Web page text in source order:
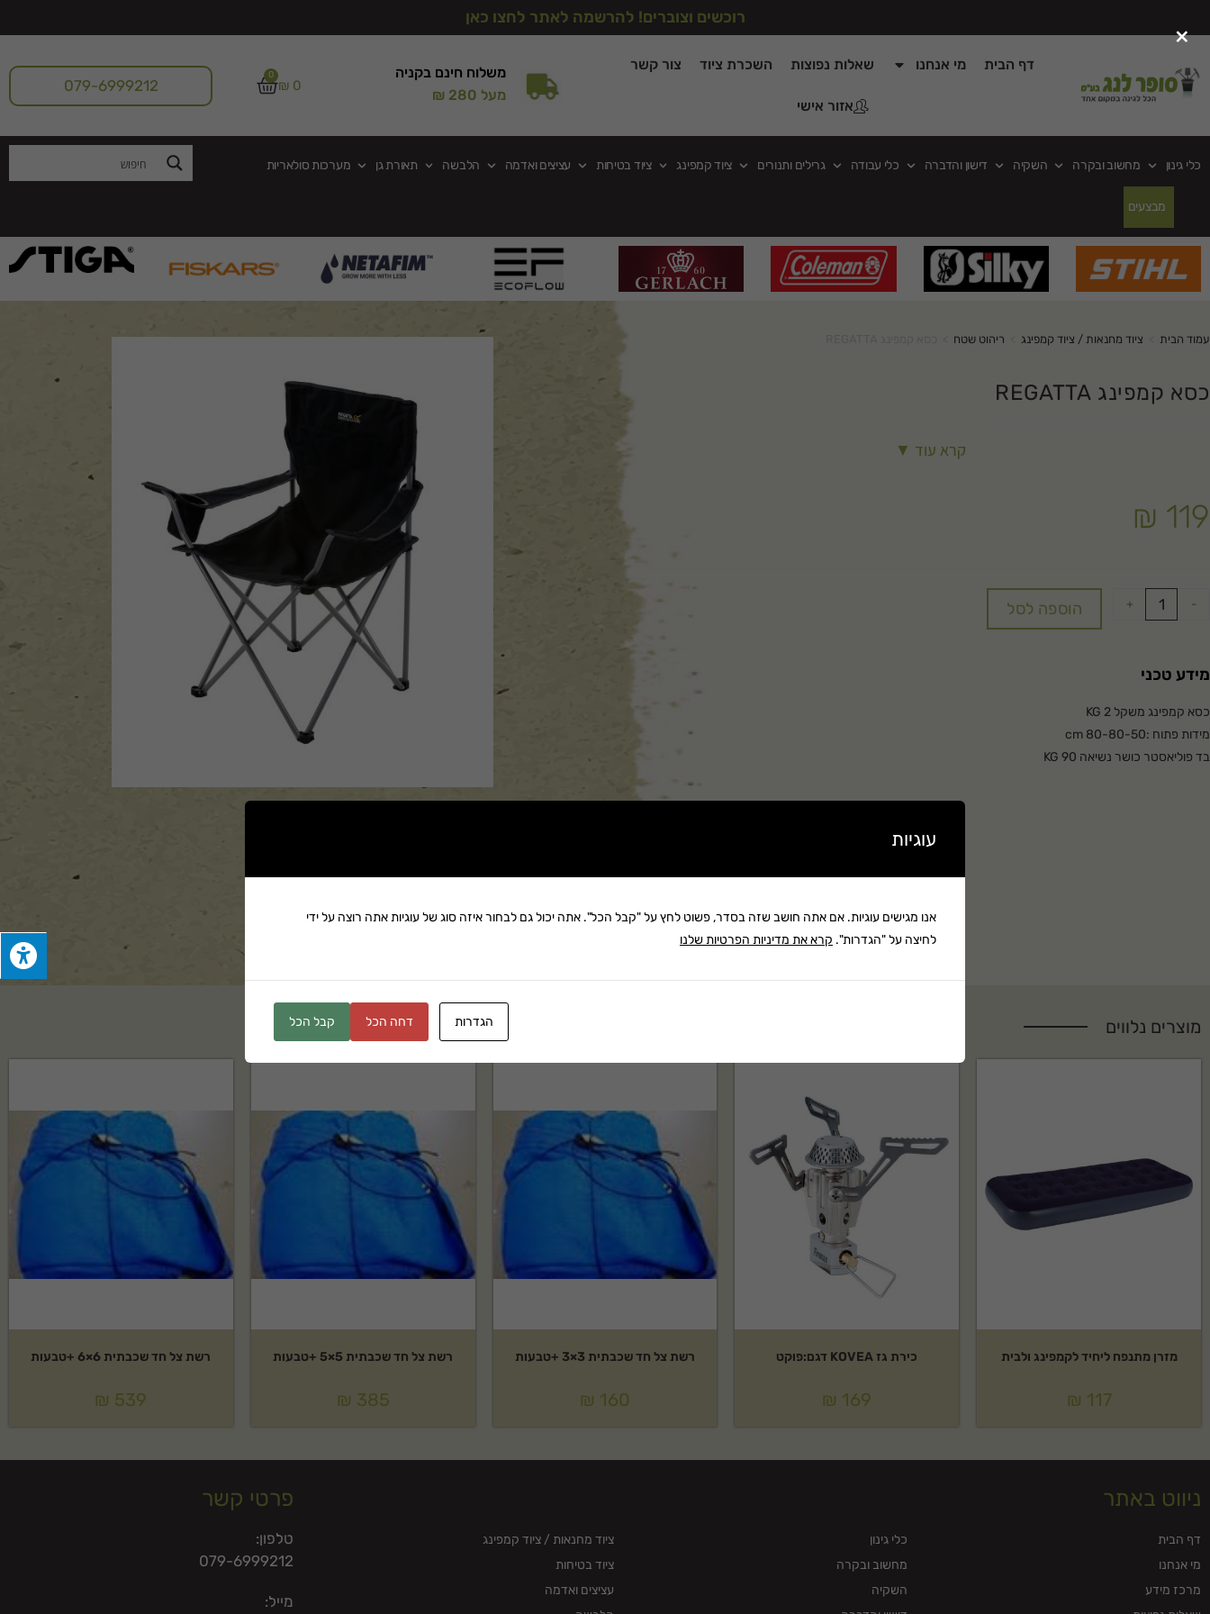
רוכשים וצוברים! להרשמה לאתר לחצו כאן
דף הבית מי אנחנו שאלות נפוצות השכרת ציוד צור קשר
אזור אישי
משלוח חינם בקניה
מעל 280 ₪
₪0
0
079-6999212
כלי גינון מחשוב ובקרה השקיה דישון והדברה כלי עבודה גרילים ותנורים ציוד קמפינג ציוד בטיחות עציצים ואדמה הלבשה תאורת גן מערכות סולאריות
מבצעים
עמוד הבית ציוד מחנאות / ציוד קמפינג ריהוט שטח
כסא קמפינג REGATTA
קרא עוד ▼
₪ 119
-
+ הוספה לסל
מידע טכני
כסא קמפינג משקל 2 KG
מידות פתוח :80-80-50 cm
בד פוליאסטר כושר נשיאה 90 KG
זמן אספקה:עד 8 ימי עסקים
מוצרים נלווים
מזרן מתנפח ליחיד לקמפינג ולבית
₪ 117
כירת גז KOVEA דגם:פוקט
₪ 169
רשת צל חד שכבתית 3×3 +טבעות
₪ 160
רשת צל חד שכבתית 5×5 +טבעות
₪ 385
רשת צל חד שכבתית 6×6 +טבעות
₪ 539
ניווט באתר
דף הבית
מי אנחנו
מרכז מידע
כלי גינון
מחשוב ובקרה
השקיה
ציוד מחנאות / ציוד קמפינג
ציוד בטיחות
עציצים ואדמה
פרטי קשר
טלפון:
079-6999212
מייל:
×
עוגיות
אנו מגישים עוגיות. אם אתה חושב שזה בסדר, פשוט לחץ על "קבל הכל". אתה יכול גם לבחור איזה סוג של עוגיות אתה רוצה על ידי
לחיצה על "הגדרות". קרא את מדיניות הפרטיות שלנו
הגדרות דחה הכל קבל הכל